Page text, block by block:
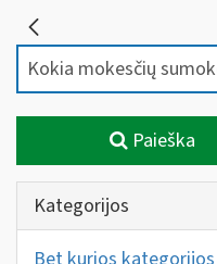
Paieška
Kategorijos